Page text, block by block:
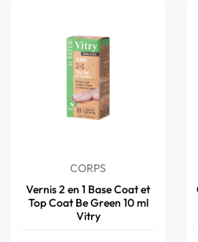
CORPS
Vernis 2 en 1 Base Coat et
Top Coat Be Green 10 ml
Vitry